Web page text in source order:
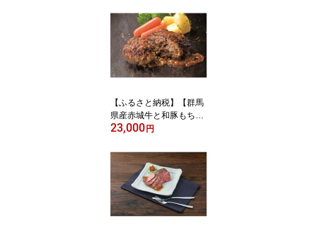
【ふるさと納税】【群馬
県産赤城牛と和豚もちぶ
たの粗挽き焼き上げハン
ス20ml×10個】
23,000 円